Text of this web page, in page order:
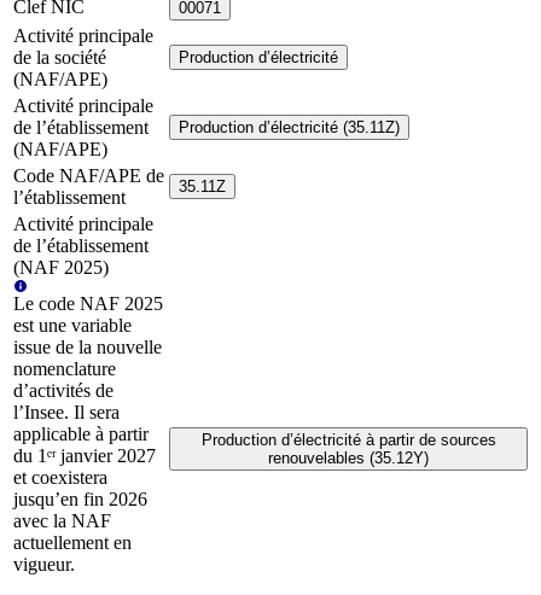
Clef NIC 00071
Activité principale
de la société
(NAF/APE)
Production d’électricité
Activité principale
de l’établissement
(NAF/APE)
Production d’électricité (35.11Z)
Code NAF/APE de
l’établissement
35.11Z
Activité principale
de l’établissement
(NAF 2025)
Le code NAF 2025
est une variable
issue de la nouvelle
nomenclature
d’activités de
l’Insee. Il sera
applicable à partir
du 1ᵉʳ janvier 2027
et coexistera
jusqu’en fin 2026
avec la NAF
actuellement en
vigueur.
Production d’électricité à partir de sources
renouvelables (35.12Y)